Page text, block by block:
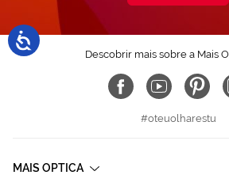
Descobrir mais sobre a Mais
#oteuolharestu
MAIS OPTICA